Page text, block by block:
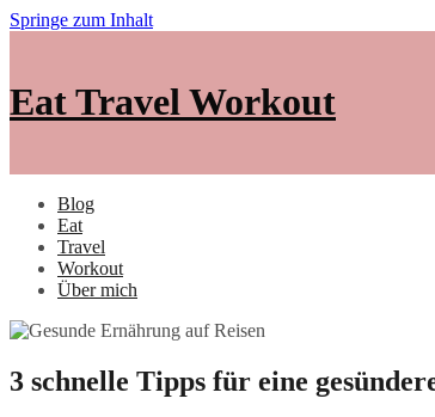
Springe zum Inhalt
Eat Travel Workout
Blog
Eat
Travel
Workout
Über mich
3 schnelle Tipps für eine